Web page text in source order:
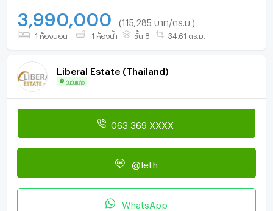
3,990,000 (115,285 บาท/ตร.ม.)
1 ห้องนอน 1 ห้องน้ำ ชั้น 8 34.61 ตร.ม.
Liberal Estate (Thailand)
ยืนยันแล้ว
063 369 XXXX
@leth
WhatsApp